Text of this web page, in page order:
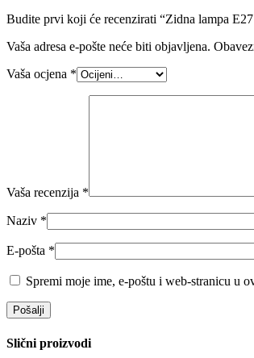
Budite prvi koji će recenzirati “Zidna lampa
Vaša adresa e-pošte neće biti objavljena.
Vaša ocjena *
Vaša recenzija *
Naziv *
E-pošta *
Spremi moje ime, e-poštu i web-stranicu u
Slični proizvodi